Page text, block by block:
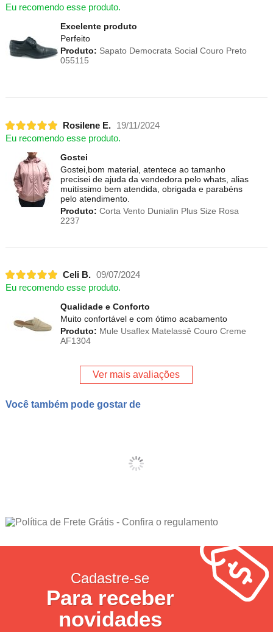
Eu recomendo esse produto.
Excelente produto
Perfeito
Produto: Sapato Democrata Social Couro Preto
055115
Rosilene E.
19/11/2024
Eu recomendo esse produto.
Gostei
Gostei,bom material, atentece ao tamanho
precisei de ajuda da vendedora pelo whats, alias
muitíssimo bem atendida, obrigada e parabéns
pelo atendimento.
Produto: Corta Vento Dunialin Plus Size Rosa
2237
Celi B. 09/07/2024
Eu recomendo esse produto.
Qualidade e Conforto
Muito confortável e com ótimo acabamento
Produto: Mule Usaflex Matelassê Couro Creme
AF1304
Ver mais avaliações
Você também pode gostar de
Cadastre-se
Para receber
novidades